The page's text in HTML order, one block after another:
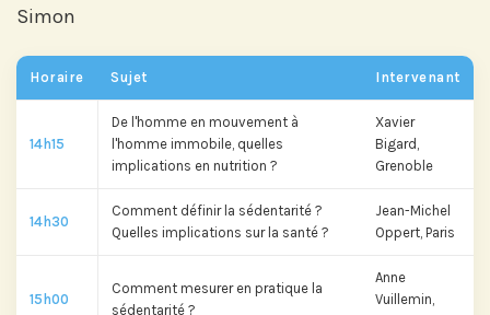
Simon
Horaire Sujet Intervenant
14h15
De l'homme en mouvement à
l'homme immobile, quelles
implications en nutrition ?
Xavier
Bigard,
Grenoble
14h30
Comment définir la sédentarité ?
Quelles implications sur la santé ?
Jean-Michel
Oppert, Paris
15h00
Comment mesurer en pratique la
sédentarité ?
Anne
Vuillemin,
Abonnez-vous à notre compte
LinkedIn pour suivre nos actualités,
événements et les avancées de
l'Institut.
Abonnez-vous sur LinkedIn